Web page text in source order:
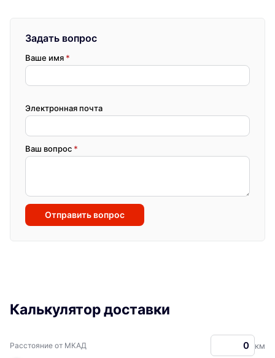
Задать вопрос
Ваше имя *
Электронная почта
Ваш вопрос *
Отправить вопрос
Калькулятор доставки
Расстояние от МКАД км